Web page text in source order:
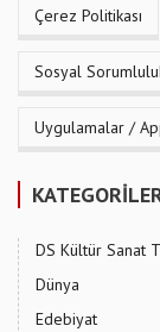
Çerez Politikası
Sosyal
Uygulamalar /
DS Kültür Sanat
Dünya
Edebiyat